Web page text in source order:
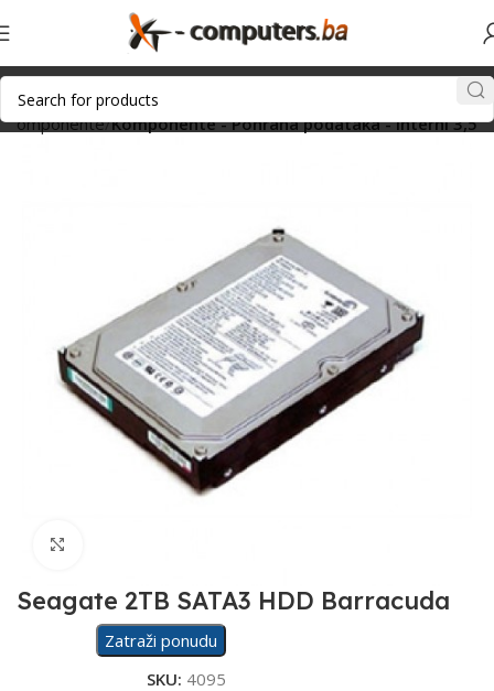
Komponente Komponente - Pohrana podataka - Interni 3,5
Seagate 2TB SATA3 HDD Barracuda
Zatraži ponudu
SKU: 4095